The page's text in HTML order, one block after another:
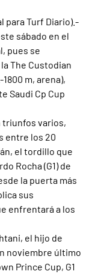
para Turf Diario).-
sábado en el
pues se
The Custodian
m, arena),
Saudi Cp Cup
triunfos varios,
entre los 20
el tordillo que
Rocha (G1) de
la puerta más
sus
enfrentará a los
el hijo de
noviembre último
Prince Cup, G1